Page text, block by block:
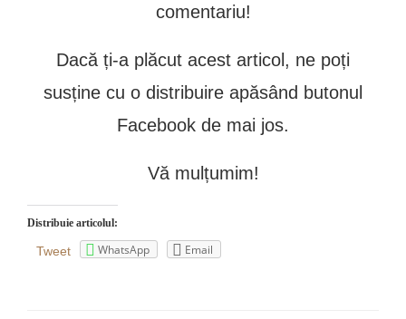
comentariu!
Dacă ți-a plăcut acest articol, ne poți
susține cu o distribuire apăsând butonul
Facebook de mai jos.
Vă mulțumim!
Distribuie articolul:
Tweet WhatsApp Email